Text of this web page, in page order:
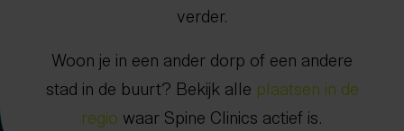
verder.
Woon je in een ander dorp of een andere
stad in de buurt? Bekijk alle plaatsen in de
regio waar Spine Clinics actief is.